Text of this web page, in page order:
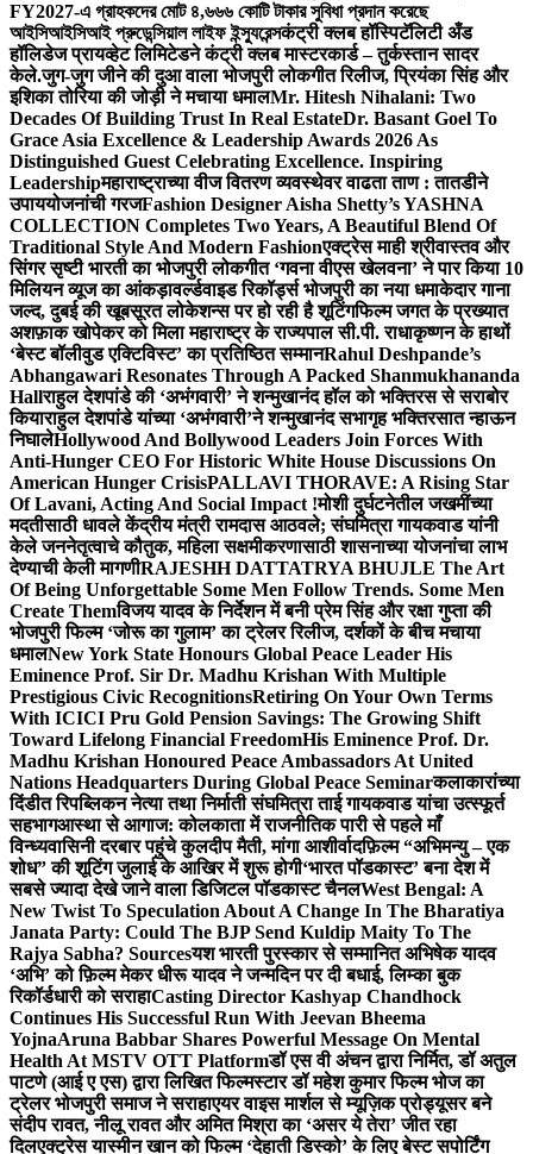
FY2027-এ গ্রাহকদের মোট ৪,৬৬৬ কোটি টাকার সুবিধা প্রদান করেছে
আইসিআইসিআই প্রুডেন্সিয়াল লাইফ ইন্স্যুরেন্সकंट्री क्लब हॉस्पिटॅलिटी अँड
हॉलिडेज प्रायव्हेट लिमिटेडने कंट्री क्लब मास्टरकार्ड – तुर्कस्तान सादर
केले.जुग-जुग जीने की दुआ वाला भोजपुरी लोकगीत रिलीज, प्रियंका सिंह और
इशिका तोरिया की जोड़ी ने मचाया धमालMr. Hitesh Nihalani: Two
Decades Of Building Trust In Real EstateDr. Basant Goel To
Grace Asia Excellence & Leadership Awards 2026 As
Distinguished Guest Celebrating Excellence. Inspiring
Leadershipमहाराष्ट्राच्या वीज वितरण व्यवस्थेवर वाढता ताण : तातडीने
उपाययोजनांची गरजFashion Designer Aisha Shetty’s YASHNA
COLLECTION Completes Two Years, A Beautiful Blend Of
Traditional Style And Modern Fashionएक्ट्रेस माही श्रीवास्तव और
सिंगर सृष्टी भारती का भोजपुरी लोकगीत ‘गवना वीएस खेलवना’ ने पार किया 10
मिलियन व्यूज का आंकड़ावर्ल्डवाइड रिकॉर्ड्स भोजपुरी का नया धमाकेदार गाना
जल्द, दुबई की खूबसूरत लोकेशन्स पर हो रही है शूटिंगफिल्म जगत के प्रख्यात
अशफ़ाक खोपेकर को मिला महाराष्ट्र के राज्यपाल सी.पी. राधाकृष्णन के हाथों
‘बेस्ट बॉलीवुड एक्टिविस्ट’ का प्रतिष्ठित सम्मानRahul Deshpande’s
Abhangawari Resonates Through A Packed Shanmukhananda
Hallराहुल देशपांडे की ‘अभंगवारी’ ने शन्मुखानंद हॉल को भक्तिरस से सराबोर
कियाराहुल देशपांडे यांच्या ‘अभंगवारी’ने शन्मुखानंद सभागृह भक्तिरसात न्हाऊन
निघालेHollywood And Bollywood Leaders Join Forces With
Anti-Hunger CEO For Historic White House Discussions On
American Hunger CrisisPALLAVI THORAVE: A Rising Star
Of Lavani, Acting And Social Impact !मोशी दुर्घटनेतील जखमींच्या
मदतीसाठी धावले केंद्रीय मंत्री रामदास आठवले; संघमित्रा गायकवाड यांनी
केले जननेतृत्वाचे कौतुक, महिला सक्षमीकरणासाठी शासनाच्या योजनांचा लाभ
देण्याची केली मागणीRAJESHH DATTATRYA BHUJLE The Art
Of Being Unforgettable Some Men Follow Trends. Some Men
Create Themविजय यादव के निर्देशन में बनी प्रेम सिंह और रक्षा गुप्ता की
भोजपुरी फिल्म ‘जोरू का गुलाम’ का ट्रेलर रिलीज, दर्शकों के बीच मचाया
धमालNew York State Honours Global Peace Leader His
Eminence Prof. Sir Dr. Madhu Krishan With Multiple
Prestigious Civic RecognitionsRetiring On Your Own Terms
With ICICI Pru Gold Pension Savings: The Growing Shift
Toward Lifelong Financial FreedomHis Eminence Prof. Dr.
Madhu Krishan Honoured Peace Ambassadors At United
Nations Headquarters During Global Peace Seminarकलाकारांच्या
दिंडीत रिपब्लिकन नेत्या तथा निर्माती संघमित्रा ताई गायकवाड यांचा उत्स्फूर्त
सहभागआस्था से आगाज: कोलकाता में राजनीतिक पारी से पहले माँ
विन्ध्यवासिनी दरबार पहुंचे कुलदीप मैती, मांगा आशीर्वादफ़िल्म “अभिमन्यु – एक
शोध” की शूटिंग जुलाई के आखिर में शुरू होगी‘भारत पॉडकास्ट’ बना देश में
सबसे ज्यादा देखे जाने वाला डिजिटल पॉडकास्ट चैनलWest Bengal: A
New Twist To Speculation About A Change In The Bharatiya
Janata Party: Could The BJP Send Kuldip Maity To The
Rajya Sabha? Sourcesयश भारती पुरस्कार से सम्मानित अभिषेक यादव
‘अभि’ को फ़िल्म मेकर धीरू यादव ने जन्मदिन पर दी बधाई, लिम्का बुक
रिकॉर्डधारी को सराहाCasting Director Kashyap Chandhock
Continues His Successful Run With Jeevan Bheema
YojnaAruna Babbar Shares Powerful Message On Mental
Health At MSTV OTT Platformडॉ एस वी अंचन द्वारा निर्मित, डॉ अतुल
पाटणे (आई ए एस) द्वारा लिखित फिल्मस्टार डॉ महेश कुमार फिल्म भोज का
ट्रेलर भोजपुरी समाज ने सराहाएयर वाइस मार्शल से म्यूज़िक प्रोड्यूसर बने
संदीप रावत, नीलू रावत और अमित मिश्रा का ‘असर ये तेरा’ जीत रहा
दिलएक्ट्रेस यास्मीन खान को फिल्म ‘देहाती डिस्को’ के लिए बेस्ट सपोर्टिंग